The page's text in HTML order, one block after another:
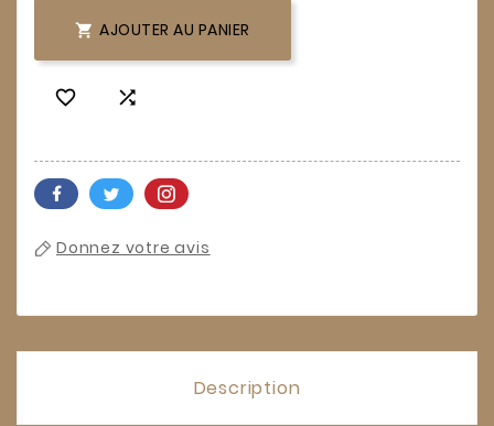
 AJOUTER AU PANIER
 
Donnez votre avis
Description